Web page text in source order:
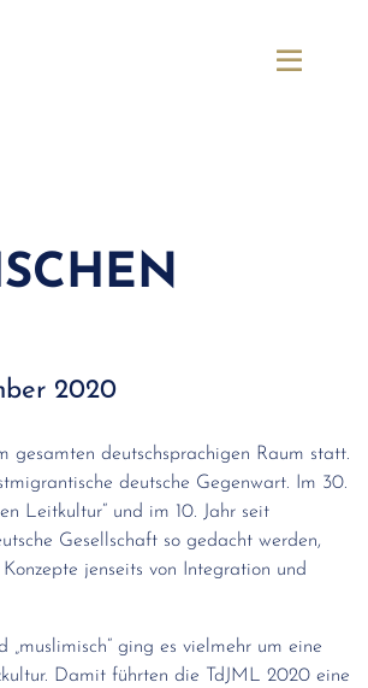
2020
gesamten deutschsprachigen Raum statt.
deutsche Gegenwart. Im 30.
Leitkultur“ und im 10. Jahr seit
Gesellschaft so gedacht werden,
jenseits von Integration und
ging es vielmehr um eine
Damit führten die TdJML 2020 eine